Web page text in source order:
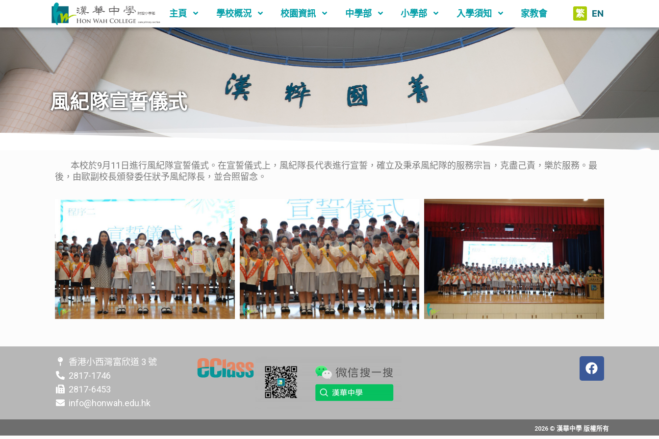
主頁 學校概況 校園資訊 中學部 小學部 入學須知 家教會 繁 EN
風紀隊宣誓儀式
本校於9月11日進行風紀隊宣誓儀式。在宣誓儀式上，風紀隊長代表進行宣誓，確立及秉承風紀隊的服務宗旨，克盡己責，樂於服務。最
後，由歐副校長頒發委任狀予風紀隊長，並合照留念。
香港小西灣富欣道 3 號
2817-1746
2817-6453
info@honwah.edu.hk
2026 © 漢華中學 版權所有